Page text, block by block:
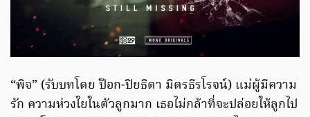
“พิจ” (รับบทโดย ป๊อก-ปิยธิดา มิตรธีรโรจน์) แม่ผู้มีความ
รัก ความห่วงใยในตัวลูกมาก เธอไม่กล้าที่จะปล่อยให้ลูกไป